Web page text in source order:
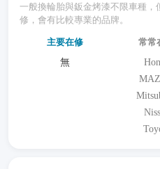
一般換輪胎與鈑金烤漆不限車種
修，會有比較專業的品牌。
主要在修
無
常常